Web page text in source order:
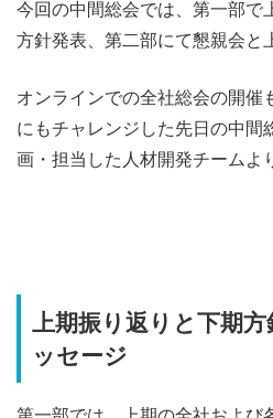
今回の中間総会では、第一部で
方針発表、第二部にて懇親会と
オンラインでの全社総会の開催
にもチャレンジした先日の中間
画・担当した人材開発チームよ
上期振り返りと下期
ッセージ